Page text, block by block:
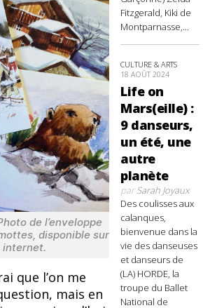
de l’enveloppe
disponible sur
internet.
que l’on me
mais en
Fitzgerald, Kiki de
Montparnasse,...
CULTURE & ARTS
18 AOÛT 2024
Life on
Mars(eille) :
9 danseurs,
un été, une
autre
planète
parSarah Joyaux
Des coulisses aux
calanques,
bienvenue dans la
vie des danseuses
et danseurs de
(LA) HORDE, la
troupe du Ballet
National de